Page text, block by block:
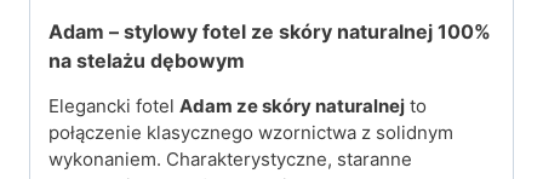
Adam – stylowy fotel ze skóry naturalnej 100%
na stelażu dębowym
Elegancki fotel Adam ze skóry naturalnej to
połączenie klasycznego wzornictwa z solidnym
wykonaniem. Charakterystyczne, staranne